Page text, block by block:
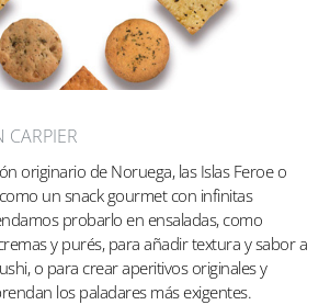
CARPIER
originario de Noruega, las Islas Feroe o
un snack gourmet con infinitas
probarlo en ensaladas, como
y purés, para añadir textura y sabor a
o para crear aperitivos originales y
los paladares más exigentes.